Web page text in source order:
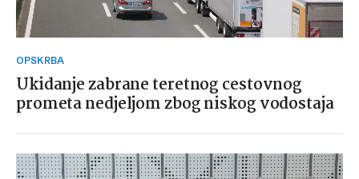
OPSKRBA
Ukidanje zabrane teretnog cestovnog
prometa nedjeljom zbog niskog vodostaja